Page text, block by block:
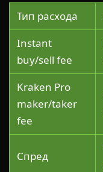
Тип расхода
Instant
buy/sell fee
Kraken Pro
maker/taker
fee
Спред